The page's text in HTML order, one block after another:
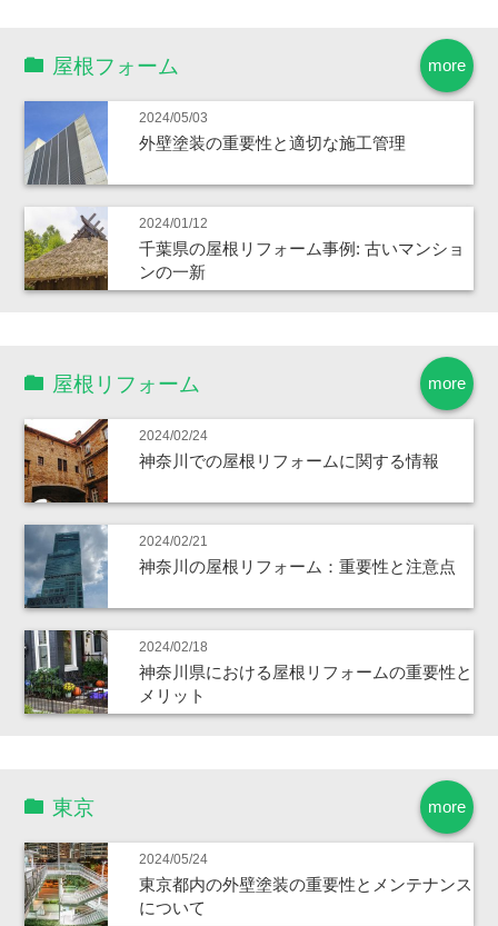
more
屋根フォーム
2024/05/03
外壁塗装の重要性と適切な施工管理
2024/01/12
千葉県の屋根リフォーム事例: 古いマンショ
ンの一新
more
屋根リフォーム
2024/02/24
神奈川での屋根リフォームに関する情報
2024/02/21
神奈川の屋根リフォーム：重要性と注意点
2024/02/18
神奈川県における屋根リフォームの重要性と
メリット
more
東京
2024/05/24
東京都内の外壁塗装の重要性とメンテナンス
について